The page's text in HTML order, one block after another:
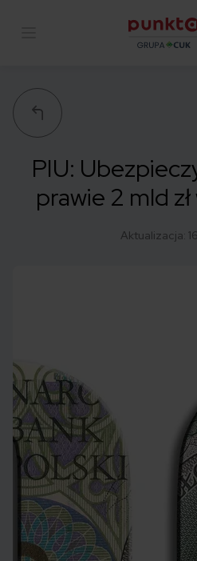
PIU:
prawie 2 mld
Aktualizacja: